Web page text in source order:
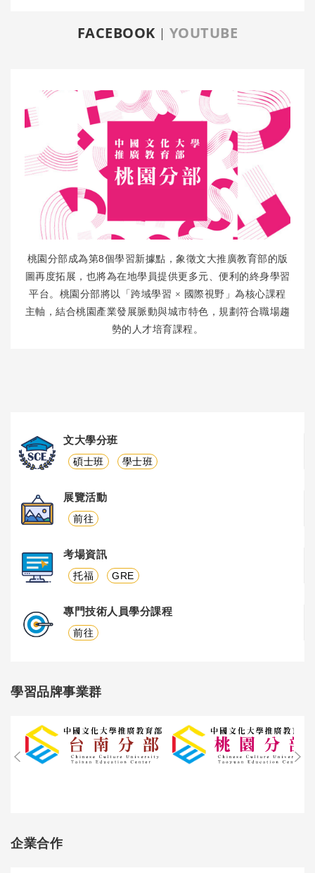
FACEBOOK YOUTUBE
桃園分部成為第8個學習新據點，象徵文大推廣教育部的版
圖再度拓展，也將為在地學員提供更多元、便利的終身學習
平台。桃園分部將以「跨域學習 × 國際視野」為核心課程
主軸，結合桃園產業發展脈動與城市特色，規劃符合職場趨
勢的人才培育課程。
文大學分班
碩士班 學士班
展覽活動
前往
考場資訊
托福 GRE
專門技術人員學分課程
前往
學習品牌事業群
企業合作